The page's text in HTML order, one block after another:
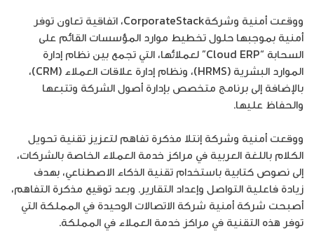
ووقعت أمنية وشركةCorporateStack، اتفاقية تعاون توفر
أمنية بموجبها حلول تخطيط موارد المؤسسات القائم على
السحابة “Cloud ERP” لعملائها، التي تجمع بين نظام إدارة
الموارد البشرية (HRMS)، ونظام إدارة علاقات العملاء (CRM)،
بالإضافة إلى برنامج متخصص بإدارة أصول الشركة وتتبعها
والحفاظ عليها.
ووقعت أمنية وشركة إنتلا مذكرة تفاهم لتعزيز تقنية تحويل
الكلام باللغة العربية في مراكز خدمة العملاء الخاصة بالشركات،
إلى نصوص كتابية باستخدام تقنية الذكاء الاصطناعي، بهدف
زيادة فاعلية التواصل وإعداد التقارير. وبعد توقيع مذكرة التفاهم،
أصبحت شركة أمنية شركة الاتصالات الوحيدة في المملكة التي
توفر هذه التقنية في مراكز خدمة العملاء في المملكة.